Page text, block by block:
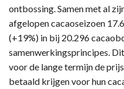
ontbossing. Samen met al
afgelopen cacaoseizoen
(+19%) in bij 20.296
samenwerkingsprincipes.
voor de lange termijn de
betaald krijgen voor hun